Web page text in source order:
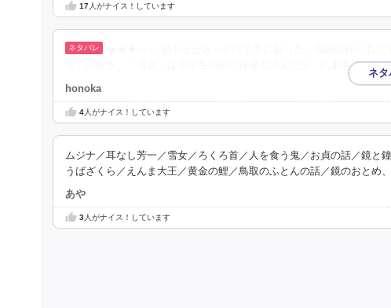
17人がナイス！しています
ら」が好き。「雪女」は小学生の頃に何度も読んだが、約束を破った
honoka
4人がナイス！しています
ムジナ／耳なし芳一／雪女／ろくろ首／人を食う鬼／お貞の話／鏡
うばざくら／えんま大王／黄金の鯉／鳥取のふとんの話／鏡のおとめ
あや
3人がナイス！しています